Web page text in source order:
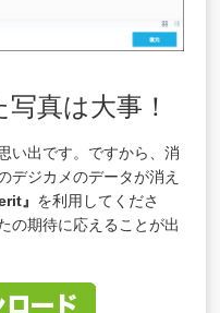
真は大事！
い出です。ですから、消
デジカメのデータが消え
』 を利用してくださ
の期待に応えることが出